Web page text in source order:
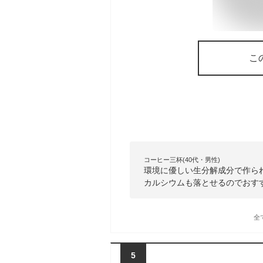
こ
コーヒー三杯(40代・男性)
環境に優しい生分解成分で作
カルシウムも落とせるのでおす
全
5